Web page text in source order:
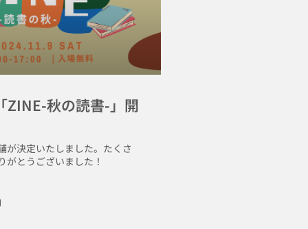
ZINE-秋の読書-」開
が決定いたしました。たくさ
がとうございました！